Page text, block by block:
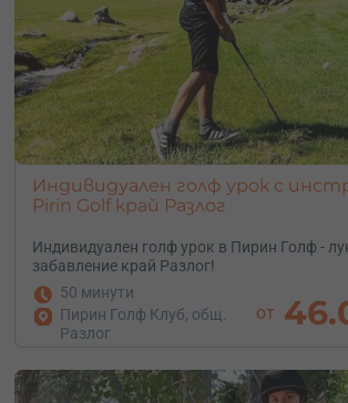
Индивидуален голф урок с
Pirin Golf край Разлог
Индивидуален голф урок в Пирин Голф -
забавление край Разлог!
50 минути
Пирин Голф Клуб, общ.
Разлог
от